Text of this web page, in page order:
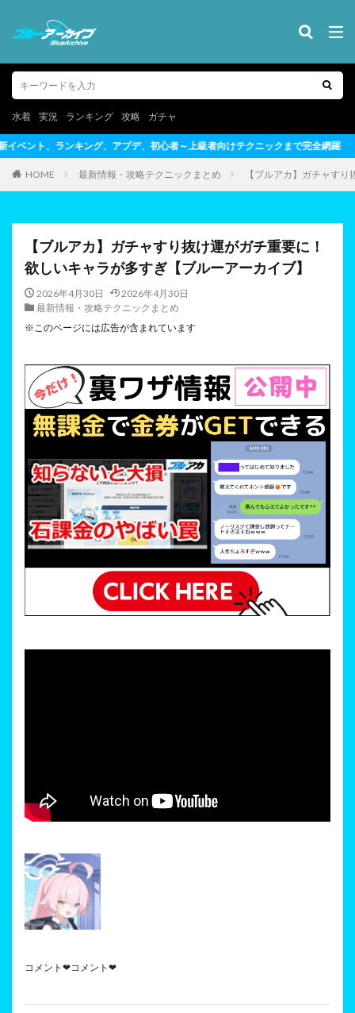
水着 実況 ランキング 攻略 ガチャ
～上級者向けテクニックまで完全網羅
HOME 最新情報・攻略テクニックまとめ 【ブルアカ】ガチャす
【ブルアカ】ガチャすり抜け運がガチ重要に！
欲しいキャラが多すぎ【ブルーアーカイブ】
2026年4月30日
2026年4月30日
最新情報・攻略テクニックまとめ
※このページには広告が含まれています
コメント❤コメント❤